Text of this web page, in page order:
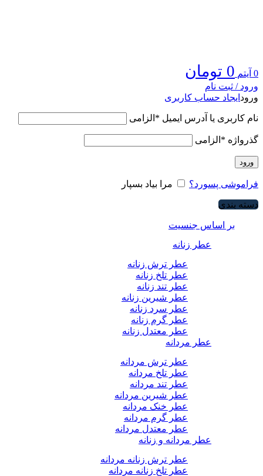
0 آیتم 0 تومان
ورود / ثبت نام
ورود ایجاد حساب کاربری
نام کاربری یا آدرس ایمیل * الزامی
گذرواژه * الزامی
ورود
فراموشی پسورد؟ مرا بیاد بسپار
دسته بندی
بر اساس جنسیت
عطر زنانه
عطر ترش زنانه
عطر تلخ زنانه
عطر تند زنانه
عطر شیرین زنانه
عطر سرد زنانه
عطر گرم زنانه
عطر معتدل زنانه
عطر مردانه
عطر ترش مردانه
عطر تلخ مردانه
عطر تند مردانه
عطر شیرین مردانه
عطر خنک مردانه
عطر گرم مردانه
عطر معتدل مردانه
عطر مردانه و زنانه
عطر ترش زنانه مردانه
عطر تلخ زنانه مردانه